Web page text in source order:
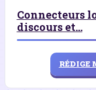
Connecteurs
discours et...
RÉDIGE